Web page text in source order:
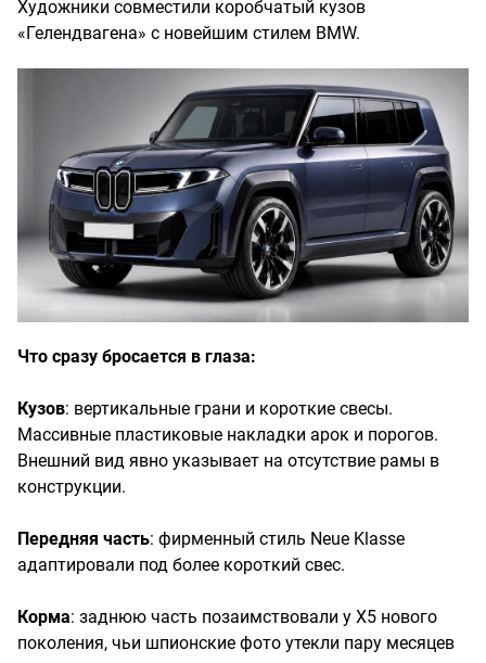
Художники совместили коробчатый кузов
«Гелендвагена» с новейшим стилем BMW.
Что сразу бросается в глаза:
Кузов: вертикальные грани и короткие свесы.
Массивные пластиковые накладки арок и порогов.
Внешний вид явно указывает на отсутствие рамы в
конструкции.
Передняя часть: фирменный стиль Neue Klasse
адаптировали под более короткий свес.
Корма: заднюю часть позаимствовали у Х5 нового
поколения, чьи шпионские фото утекли пару месяцев